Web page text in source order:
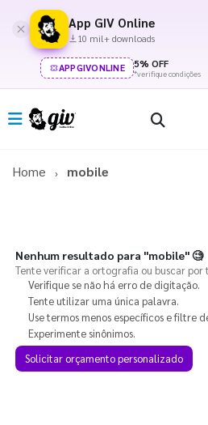
App GIV Online
10 mil+ downloads
APPGIVONLINE 5% OFF
*verifique condições
Home mobile
Nenhum resultado para "mobile"🧐
Tente verificar a ortografia ou buscar por
Verifique se não há erro de digitação.
Tente utilizar uma única palavra.
Use termos menos específicos e filtre
Experimente sinônimos.
Solicitar orçamento personalizado